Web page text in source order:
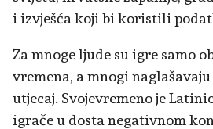
i izvješća koji bi koristili
Za mnoge ljude su igre samo
vremena, a mnogi
utjecaj. Svojevremeno je
igrače u dosta negativnom